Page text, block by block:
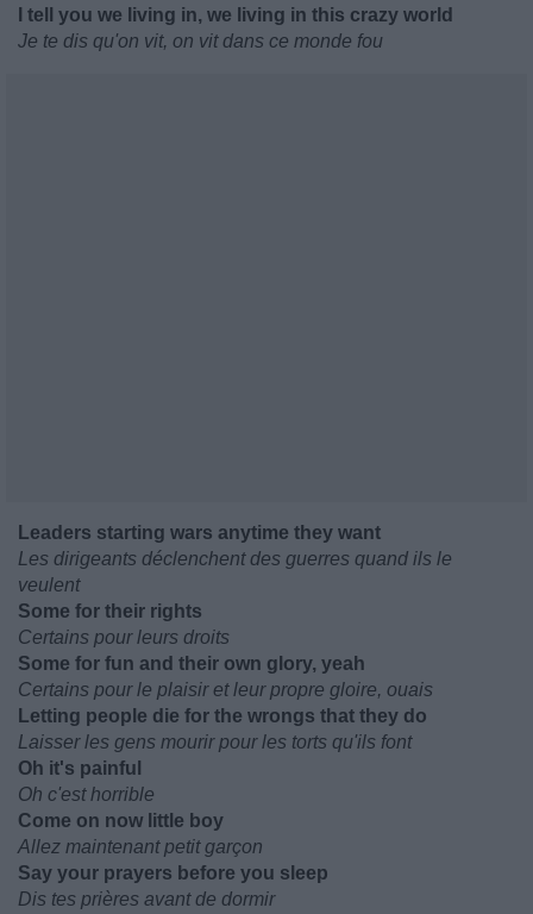
I tell you we living in, we living in this crazy world
Je te dis qu'on vit, on vit dans ce monde fou
Leaders starting wars anytime they want
Les dirigeants déclenchent des guerres quand ils le
veulent
Some for their rights
Certains pour leurs droits
Some for fun and their own glory, yeah
Certains pour le plaisir et leur propre gloire, ouais
Letting people die for the wrongs that they do
Laisser les gens mourir pour les torts qu'ils font
Oh it's painful
Oh c'est horrible
Come on now little boy
Allez maintenant petit garçon
Say your prayers before you sleep
Dis tes prières avant de dormir